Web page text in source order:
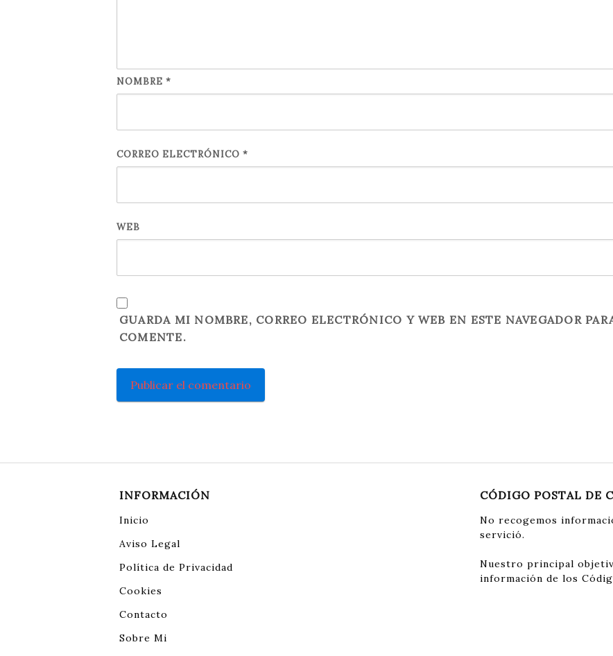
NOMBRE *
CORREO ELECTRÓNICO *
WEB
GUARDA MI NOMBRE, CORREO ELECTRÓNICO Y WEB EN ESTE NAVEGADOR
COMENTE.
INFORMACIÓN
Inicio
Aviso Legal
Política de Privacidad
Cookies
Contacto
Sobre Mi
CÓDIGO POSTAL DE
No recogemos
servició.
Nuestro principal
información de los